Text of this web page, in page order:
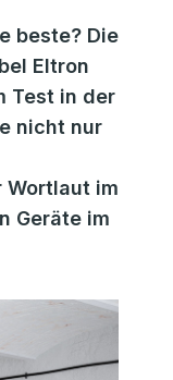
beste? Die
Eltron
Test in der
nicht nur
Wortlaut im
Geräte im